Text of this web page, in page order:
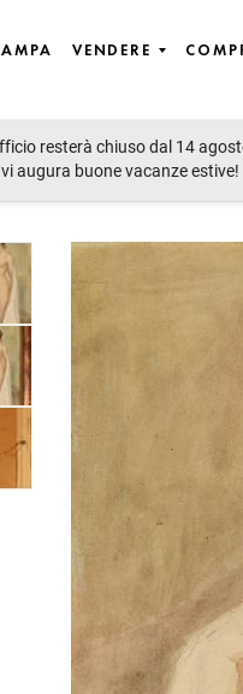
VENDERE
resterà chiuso dal 14
augura buone vacanze estive!
Art, Icons